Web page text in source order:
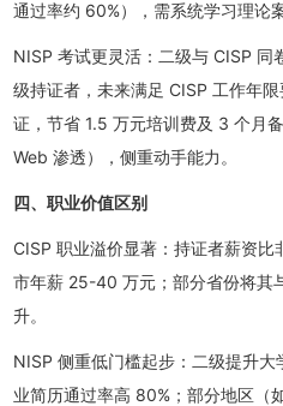
通过率约 60%），需系统学习理论案
NISP 考试更灵活：二级与 CISP 同
级持证者，未来满足 CISP 工作年
证，节省 1.5 万元培训费及 3 个月
Web 渗透），侧重动手能力。
四、职业价值区别
CISP 职业溢价显著：持证者薪资
市年薪 25-40 万元；部分省份将其
升。
NISP 侧重低门槛起步：二级提升
业简历通过率高 80%；部分地区（